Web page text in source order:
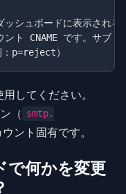
シュボードに表示される
ト CNAME です。サブド
してください。
（ smtp.
ント固有です。
で何かを変更